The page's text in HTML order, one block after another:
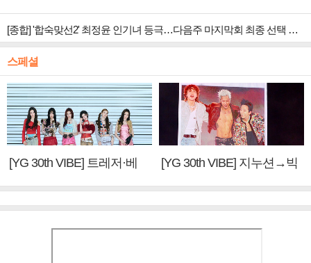
[종합] '합숙맞선2' 최정윤 인기녀 등극…다음주 마지막회 최종 선택 예고
스페셜
[YG 30th VIBE] 트레저·베
[YG 30th VIBE] 지누션→빅